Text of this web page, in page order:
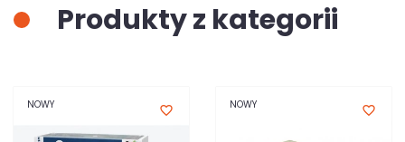
Produkty z kategorii
NOWY favorite_border NOWY favorite_border